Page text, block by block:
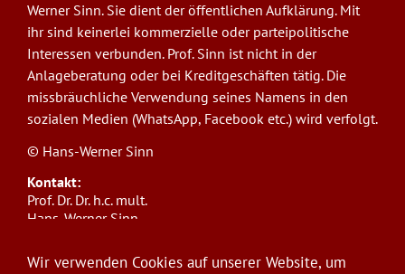
Werner Sinn. Sie dient der öffentlichen Aufklärung. Mit
ihr sind keinerlei kommerzielle oder parteipolitische
Interessen verbunden. Prof. Sinn ist nicht in der
Anlageberatung oder bei Kreditgeschäften tätig. Die
missbräuchliche Verwendung seines Namens in den
sozialen Medien (WhatsApp, Facebook etc.) wird verfolgt.
© Hans-Werner Sinn
Kontakt:
Prof. Dr. Dr. h.c. mult.
Hans-Werner Sinn,
ifo Institut
Wir verwenden Cookies auf unserer Website, um